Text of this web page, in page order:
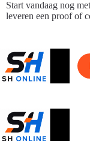
Ga
naar
Start vandaag nog
leveren een proof of